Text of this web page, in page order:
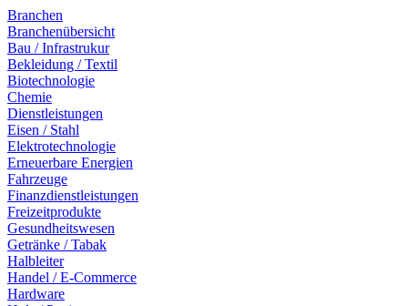
Branchen
Branchenübersicht
Bau / Infrastrukur
Bekleidung / Textil
Biotechnologie
Chemie
Dienstleistungen
Eisen / Stahl
Elektrotechnologie
Erneuerbare Energien
Fahrzeuge
Finanzdienstleistungen
Freizeitprodukte
Gesundheitswesen
Getränke / Tabak
Halbleiter
Handel / E-Commerce
Hardware